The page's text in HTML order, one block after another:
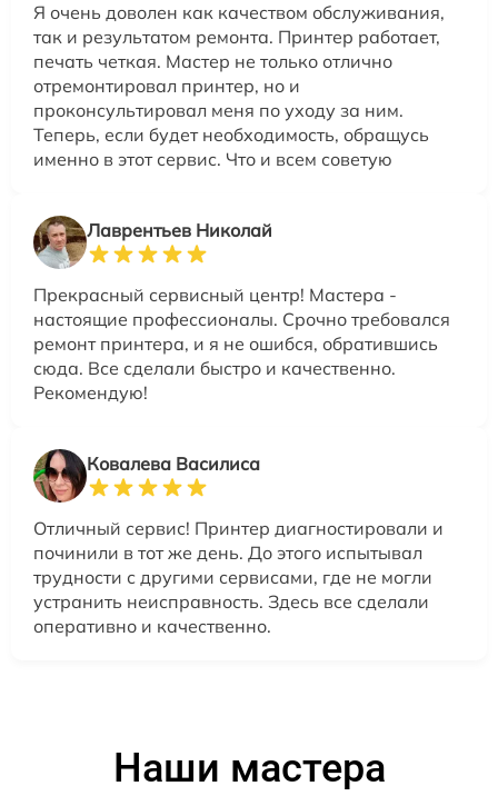
Я очень доволен как качеством обслуживания,
так и результатом ремонта. Принтер работает,
печать четкая. Мастер не только отлично
отремонтировал принтер, но и
проконсультировал меня по уходу за ним.
Теперь, если будет необходимость, обращусь
именно в этот сервис. Что и всем советую
Лаврентьев Николай
Прекрасный сервисный центр! Мастера -
настоящие профессионалы. Срочно требовался
ремонт принтера, и я не ошибся, обратившись
сюда. Все сделали быстро и качественно.
Рекомендую!
Ковалева Василиса
Отличный сервис! Принтер диагностировали и
починили в тот же день. До этого испытывал
трудности с другими сервисами, где не могли
устранить неисправность. Здесь все сделали
оперативно и качественно.
Наши мастера